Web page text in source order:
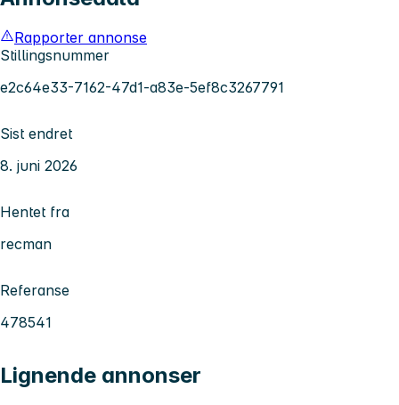
Rapporter annonse
Stillingsnummer
e2c64e33-7162-47d1-a83e-5ef8c3267791
Sist endret
8. juni 2026
Hentet fra
recman
Referanse
478541
Lignende annonser